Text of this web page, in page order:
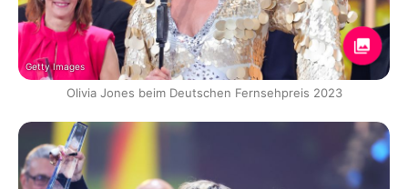
Getty Images
Olivia Jones beim Deutschen Fernsehpreis 2023